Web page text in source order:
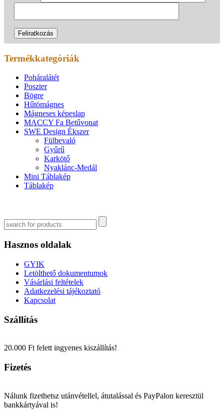
Termékkategóriák
Poháralátét
Poszter
Bögre
Hűtömágnes
Mágneses képeslap
MACCY Fa Betűvonat
SWE Design Ékszer
Fülbevaló
Gyűrű
Karkötő
Nyaklánc-Medál
Mini Táblakép
Táblakép
Hasznos oldalak
GYIK
Letölthető dokumentumok
Vásárlási feltételek
Adatkezelési tájékoztató
Kapcsolat
Szállítás
20.000 Ft felett ingyenes kiszállítás!
Fizetés
Nálunk fizethetsz utánvétellel, átutalással és PayPalon keresztül
bankkártyával is!